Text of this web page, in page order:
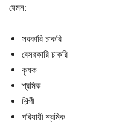
যেমন:
সরকারি চাকরি
বেসরকারি চাকরি
কৃষক
শ্রমিক
শিল্পী
পরিযায়ী শ্রমিক